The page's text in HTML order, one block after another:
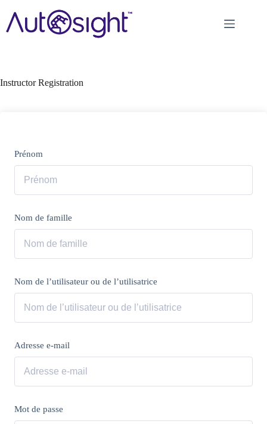
contenu
Instructor Registration
Prénom
Nom de famille
Nom de l’utilisateur ou de l’utilisatrice
Adresse e-mail
Mot de passe